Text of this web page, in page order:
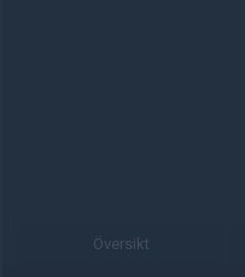
Översikt